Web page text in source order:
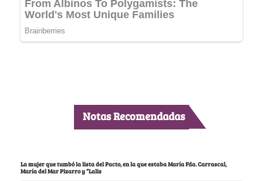
Notas Recomendadas
La mujer que tumbó la lista del Pacto, en la que estaba María Fda. Carrascal,
María del Mar Pizarro y “Lalis